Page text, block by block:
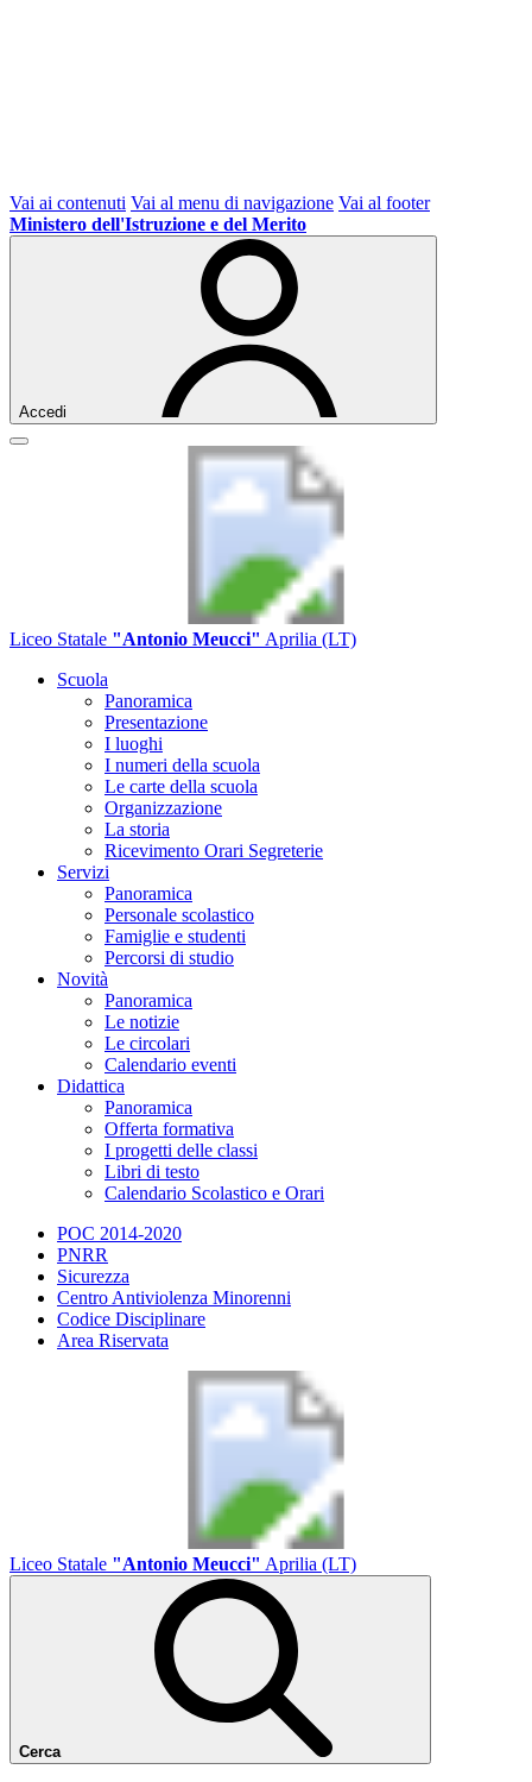
Vai ai contenuti Vai al menu di navigazione Vai al footer
Ministero dell'Istruzione e del Merito
Accedi
Liceo Statale "Antonio Meucci" Aprilia (LT)
Scuola
Panoramica
Presentazione
I luoghi
I numeri della scuola
Le carte della scuola
Organizzazione
La storia
Ricevimento Orari Segreterie
Servizi
Panoramica
Personale scolastico
Famiglie e studenti
Percorsi di studio
Novità
Panoramica
Le notizie
Le circolari
Calendario eventi
Didattica
Panoramica
Offerta formativa
I progetti delle classi
Libri di testo
Calendario Scolastico e Orari
POC 2014-2020
PNRR
Sicurezza
Centro Antiviolenza Minorenni
Codice Disciplinare
Area Riservata
Liceo Statale "Antonio Meucci" Aprilia (LT)
Cerca